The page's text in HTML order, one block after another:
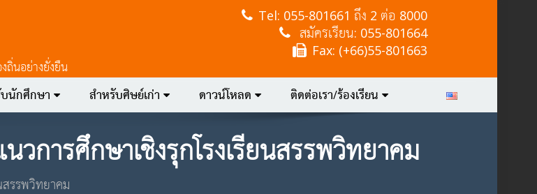
นอย่างยั่งยืน
Tel: 055-801661 ถึง 2 ต่อ 8000
สมัครเรียน: 055-801664
Fax: (+66)55-801663
นักศึกษา สำหรับศิษย์เก่า ดาวน์โหลด ติดต่อเรา/ร้องเรียน
การศึกษาเชิงรุกโรงเรียนสรรพวิทยาคม
สรรพวิทยาคม